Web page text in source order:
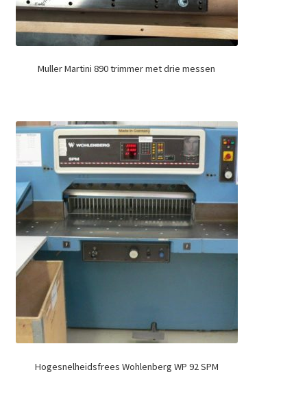
Muller Martini 890 trimmer met drie messen
Hogesnelheidsfrees Wohlenberg WP 92 SPM